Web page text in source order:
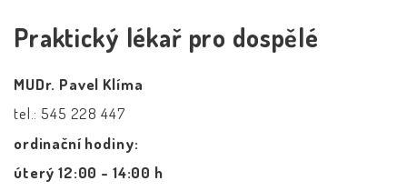
Praktický lékař pro dospělé
MUDr. Pavel Klíma
tel.: 545 228 447
ordinační hodiny:
úterý 12:00 - 14:00 h